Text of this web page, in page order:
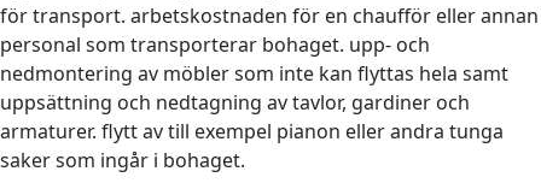
för transport. arbetskostnaden för en chaufför eller annan
personal som transporterar bohaget. upp- och
nedmontering av möbler som inte kan flyttas hela samt
uppsättning och nedtagning av tavlor, gardiner och
armaturer. flytt av till exempel pianon eller andra tunga
saker som ingår i bohaget.